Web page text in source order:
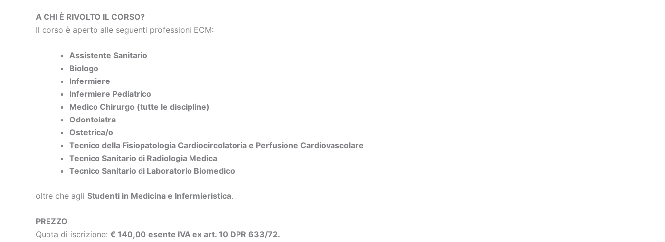
A CHI È RIVOLTO IL CORSO?
Il corso è aperto alle seguenti professioni ECM:
Assistente Sanitario
Biologo
Infermiere
Infermiere Pediatrico
Medico Chirurgo (tutte le discipline)
Odontoiatra
Ostetrica/o
Tecnico della Fisiopatologia Cardiocircolatoria e Perfusione Cardiovascolare
Tecnico Sanitario di Radiologia Medica
Tecnico Sanitario di Laboratorio Biomedico
oltre che agli Studenti in Medicina e Infermieristica.
PREZZO
Quota di iscrizione: € 140,00 esente IVA ex art. 10 DPR 633/72.